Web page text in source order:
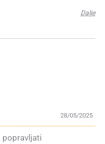
Dalje
28/05/2025
popravljati